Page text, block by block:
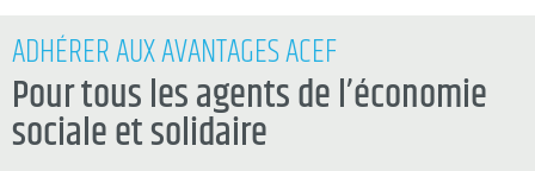
ADHÉRER AUX AVANTAGES ACEF
Pour tous les agents de l’économie
sociale et solidaire